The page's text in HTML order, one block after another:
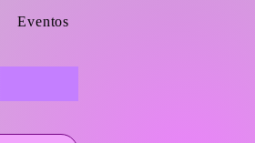
Eventos